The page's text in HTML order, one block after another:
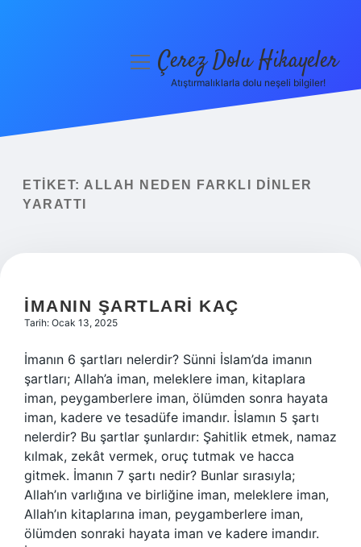
Yasal Uyarı
menüyüÇerez Dolu Hikayeler
Atıştırmalıklarla dolu neşeli bilgiler!
ETIKET: ALLAH NEDEN FARKLI DINLER
YARATTI
İMANIN ŞARTLARI KAÇ
Tarih: Ocak 13, 2025
İmanın 6 şartları nelerdir? Sünni İslam’da imanın
şartları; Allah’a iman, meleklere iman, kitaplara
iman, peygamberlere iman, ölümden sonra hayata
iman, kadere ve tesadüfe imandır. İslamın 5 şartı
nelerdir? Bu şartlar şunlardır: Şahitlik etmek, namaz
kılmak, zekât vermek, oruç tutmak ve hacca
gitmek. İmanın 7 şartı nedir? Bunlar sırasıyla;
Allah’ın varlığına ve birliğine iman, meleklere iman,
Allah’ın kitaplarına iman, peygamberlere iman,
ölümden sonraki hayata iman ve kadere imandır.